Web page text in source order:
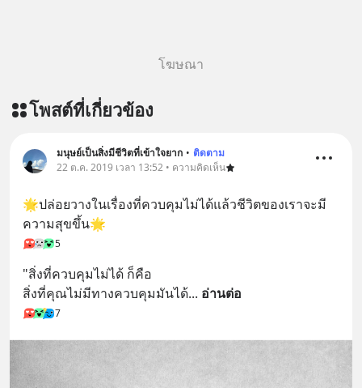
โฆษณา
โพสต์ที่เกี่ยวข้อง
มนุษย์เป็นสิ่งมีชีวิตที่เข้าใจยาก • ติดตาม
22 ต.ค. 2019 เวลา 13:52 • ความคิดเห็น
🌟ปล่อยวางในเรื่องที่ควบคุมไม่ได้แล้วชีวิตของเราจะมี
ความสุขขึ้น🌟
5
"สิ่งที่ควบคุมไม่ได้ ก็คือ
สิ่งที่คุณไม่มีทางควบคุมมันได้... อ่านต่อ
7